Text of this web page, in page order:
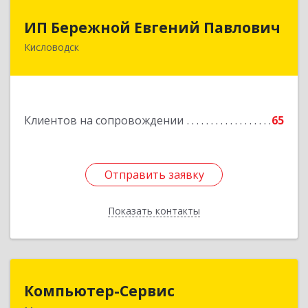
ИП Бережной Евгений Павлович
Кисловодск
Клиентов на сопровождении 65
Отправить заявку
Показать контакты
ИП Бережной Евгений Павлович
357748, Ставропольский край, Кисловодск г,
Отправить заявку
Назад
Компьютер-Сервис